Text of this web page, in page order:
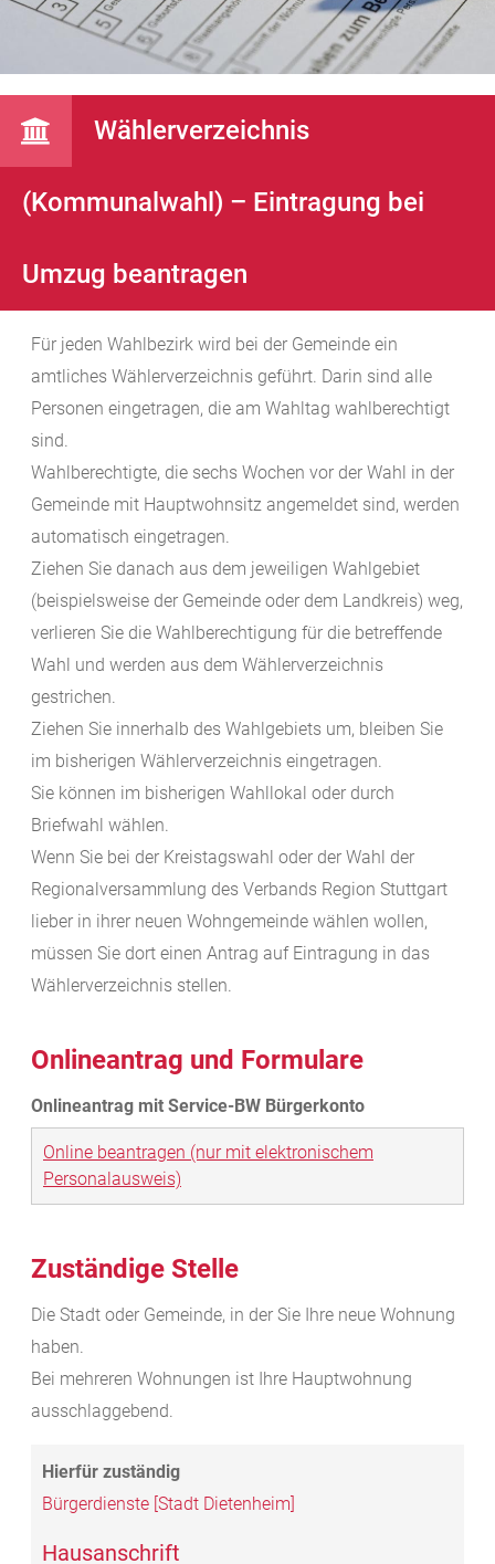
Wählerverzeichnis
(Kommunalwahl) – Eintragung bei
Umzug beantragen
Für jeden Wahlbezirk wird bei der Gemeinde ein
amtliches Wählerverzeichnis geführt. Darin sind alle
Personen eingetragen, die am Wahltag wahlberechtigt
sind.
Wahlberechtigte, die sechs Wochen vor der Wahl in der
Gemeinde mit Hauptwohnsitz angemeldet sind, werden
automatisch eingetragen.
Ziehen Sie danach aus dem jeweiligen Wahlgebiet
(beispielsweise der Gemeinde oder dem Landkreis) weg,
verlieren Sie die Wahlberechtigung für die betreffende
Wahl und werden aus dem Wählerverzeichnis
gestrichen.
Ziehen Sie innerhalb des Wahlgebiets um, bleiben Sie
im bisherigen Wählerverzeichnis eingetragen.
Sie können im bisherigen Wahllokal oder durch
Briefwahl wählen.
Wenn Sie bei der Kreistagswahl oder der Wahl der
Regionalversammlung des Verbands Region Stuttgart
lieber in ihrer neuen Wohngemeinde wählen wollen,
müssen Sie dort einen Antrag auf Eintragung in das
Wählerverzeichnis stellen.
Onlineantrag und Formulare
Online beantragen (nur mit elektronischem
Personalausweis)
Zuständige Stelle
Die Stadt oder Gemeinde, in der Sie Ihre neue Wohnung
haben.
Bei mehreren Wohnungen ist Ihre Hauptwohnung
ausschlaggebend.
Bürgerdienste [Stadt Dietenheim]
Hausanschrift